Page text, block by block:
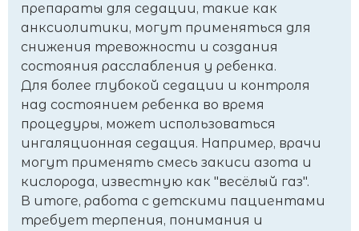
препараты для седации, такие как
анксиолитики, могут применяться для
снижения тревожности и создания
состояния расслабления у ребенка.
Для более глубокой седации и контроля
над состоянием ребенка во время
процедуры, может использоваться
ингаляционная седация. Например, врачи
могут применять смесь закиси азота и
кислорода, известную как "весёлый газ".
В итоге, работа с детскими пациентами
требует терпения, понимания и